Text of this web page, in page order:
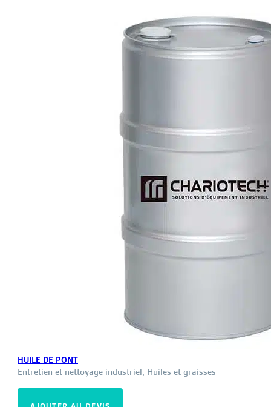
Les
peuvent
page
du
HUILE DE PONT
Entretien et nettoyage industriel, Huiles et graisses